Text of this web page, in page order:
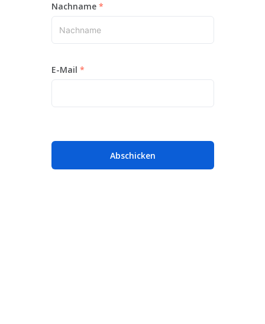
Nachname
E-Mail
Abschicken